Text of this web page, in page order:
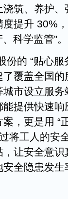
筑、养护
提升 30%
科学监管”。
份的 “贴心服
覆盖全国
市设立服
提供快速
，更是用 “
工人的安
让安全意
全隐患发